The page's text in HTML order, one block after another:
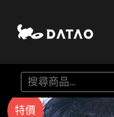
要
容
搜
尋
特價